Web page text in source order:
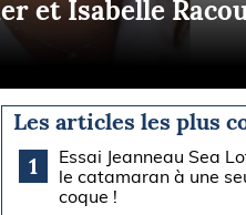
et Isabelle
Les articles les plus
1
Essai Jeanneau Sea
le catamaran à une
coque !